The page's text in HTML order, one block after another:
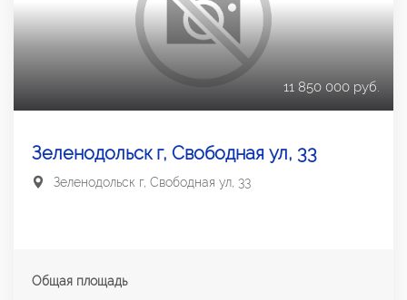
11 850 000 руб.
Зеленодольск г, Свободная ул, 33
Зеленодольск г, Свободная ул, 33
Общая площадь